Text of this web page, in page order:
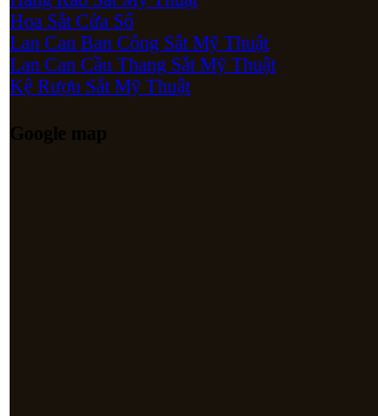
Hoa Sắt Cửa Sổ
Lan Can Ban Công Sắt Mỹ Thuật
Lan Can Cầu Thang Sắt Mỹ Thuật
Kệ Rượu Sắt Mỹ Thuật
Google map